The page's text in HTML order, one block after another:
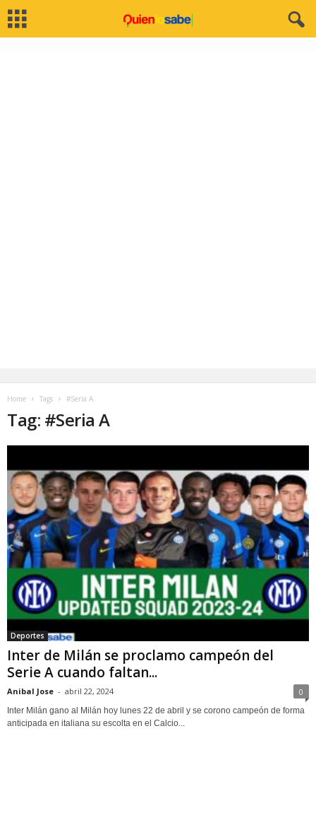
Home Tags #Seria A
Tag: #Seria A
Deportes
Inter de Milán se proclamo campeón del
Serie A cuando faltan...
Anibal Jose - abril 22, 2024 0
Inter Milán gano al Milán hoy lunes 22 de abril y se corono campeón de forma
anticipada en italiana su escolta en el Calcio...